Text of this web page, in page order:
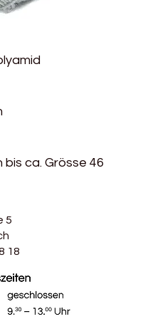
ca. Grösse 46
5
18